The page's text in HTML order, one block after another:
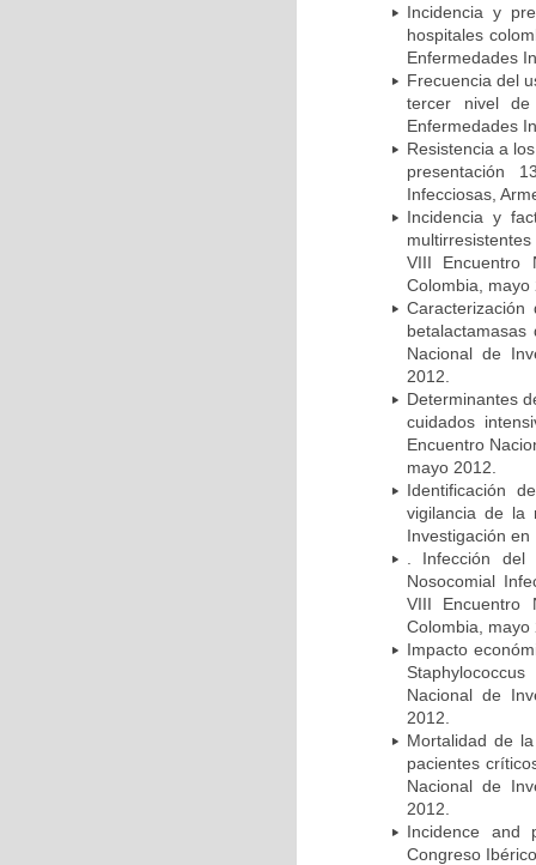
Incidencia y
hospitales
Enfermedades
Frecuencia del
tercer nivel de
Enfermedades
Resistencia a
presentación
Infecciosas,
Incidencia y
VIII Encuentro
Colombia, mayo
Nacional de
2012.
Determinantes
cuidados
Encuentro
mayo 2012.
Identificación
vigilancia de la
Investigación
. Infección
Nosocomial
VIII Encuentro
Colombia, mayo
Impacto
Nacional de
2012.
Mortalidad de
pacientes
Nacional de
2012.
Incidence and
Congreso